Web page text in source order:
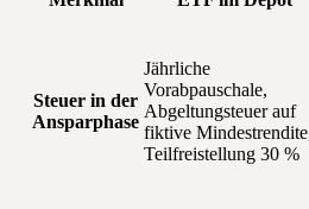
Steuer in der
Ansparphase
Jährliche
Vorabpauschale,
Abgeltungsteuer auf
fiktive
Teilfreistellung 30 %